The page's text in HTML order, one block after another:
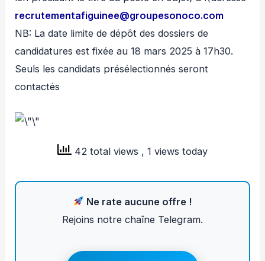
recrutementafiguinee@groupesonoco.com
NB: La date limite de dépôt des dossiers de
candidatures est fixée au 18 mars 2025 à 17h30.
Seuls les candidats présélectionnés seront
contactés
42 total views , 1 views today
Ne rate aucune offre !
Rejoins notre chaîne Telegram.